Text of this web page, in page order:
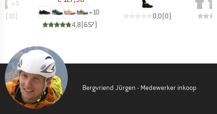
+3
(10) +10
4,8(657)
0,0(0)
Bergvriend Jürgen - Medewerker inkoop